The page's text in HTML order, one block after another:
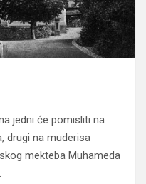
jedni će pomisliti na
drugi na muderisa
mekteba Muhameda